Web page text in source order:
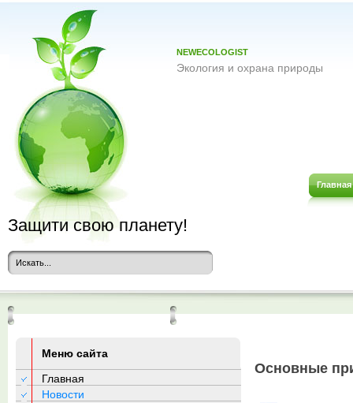
NEWECOLOGIST
Экология и охрана природы
Главная
Защити свою планету!
Меню сайта
Главная
Новости
Основные